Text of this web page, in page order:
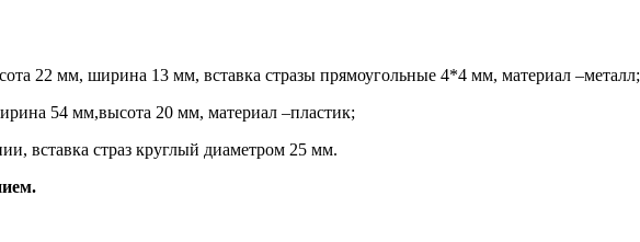
22 мм, ширина 13 мм, вставка стразы прямоугольные 4*4 мм, материал –металл;
54 мм,высота 20 мм, материал –пластик;
вставка страз круглый диаметром 25 мм.